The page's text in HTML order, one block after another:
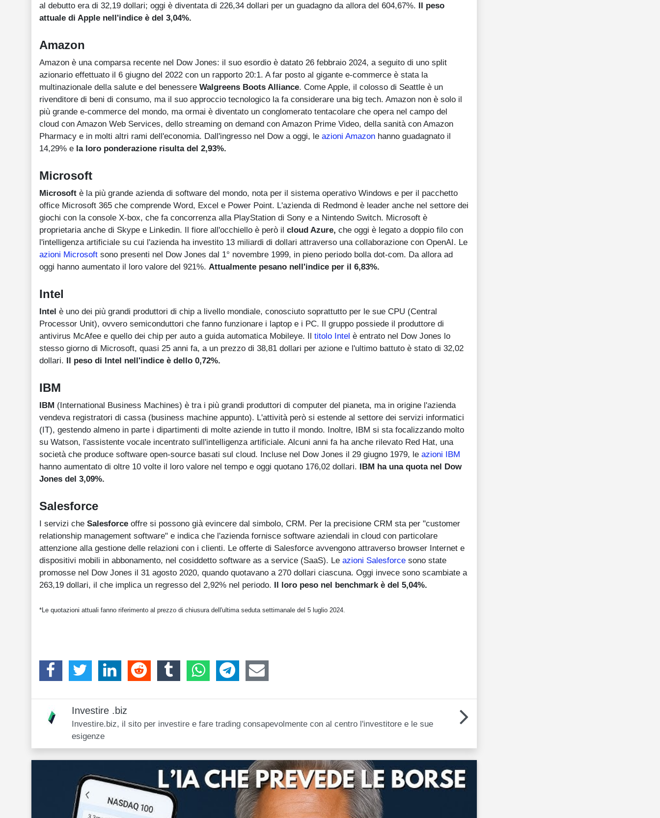
al debutto era di 32,19 dollari; oggi è diventata di 226,34 dollari per un guadagno da allora del 604,67%. Il peso
attuale di Apple nell'indice è del 3,04%.
Amazon
Amazon è una comparsa recente nel Dow Jones: il suo esordio è datato 26 febbraio 2024, a seguito di uno split
azionario effettuato il 6 giugno del 2022 con un rapporto 20:1. A far posto al gigante e-commerce è stata la
multinazionale della salute e del benessere Walgreens Boots Alliance. Come Apple, il colosso di Seattle è un
rivenditore di beni di consumo, ma il suo approccio tecnologico la fa considerare una big tech. Amazon non è solo il
più grande e-commerce del mondo, ma ormai è diventato un conglomerato tentacolare che opera nel campo del
cloud con Amazon Web Services, dello streaming on demand con Amazon Prime Video, della sanità con Amazon
Pharmacy e in molti altri rami dell'economia. Dall'ingresso nel Dow a oggi, le azioni Amazon hanno guadagnato il
14,29% e la loro ponderazione risulta del 2,93%.
Microsoft
Microsoft è la più grande azienda di software del mondo, nota per il sistema operativo Windows e per il pacchetto
office Microsoft 365 che comprende Word, Excel e Power Point. L'azienda di Redmond è leader anche nel settore dei
giochi con la console X-box, che fa concorrenza alla PlayStation di Sony e a Nintendo Switch. Microsoft è
proprietaria anche di Skype e Linkedin. Il fiore all'occhiello è però il cloud Azure, che oggi è legato a doppio filo con
l'intelligenza artificiale su cui l'azienda ha investito 13 miliardi di dollari attraverso una collaborazione con OpenAI. Le
azioni Microsoft sono presenti nel Dow Jones dal 1° novembre 1999, in pieno periodo bolla dot-com. Da allora ad
oggi hanno aumentato il loro valore del 921%. Attualmente pesano nell'indice per il 6,83%.
Intel
Intel è uno dei più grandi produttori di chip a livello mondiale, conosciuto soprattutto per le sue CPU (Central
Processor Unit), ovvero semiconduttori che fanno funzionare i laptop e i PC. Il gruppo possiede il produttore di
antivirus McAfee e quello dei chip per auto a guida automatica Mobileye. Il titolo Intel è entrato nel Dow Jones lo
stesso giorno di Microsoft, quasi 25 anni fa, a un prezzo di 38,81 dollari per azione e l'ultimo battuto è stato di 32,02
dollari. Il peso di Intel nell'indice è dello 0,72%.
IBM
IBM (International Business Machines) è tra i più grandi produttori di computer del pianeta, ma in origine l'azienda
vendeva registratori di cassa (business machine appunto). L'attività però si estende al settore dei servizi informatici
(IT), gestendo almeno in parte i dipartimenti di molte aziende in tutto il mondo. Inoltre, IBM si sta focalizzando molto
su Watson, l'assistente vocale incentrato sull'intelligenza artificiale. Alcuni anni fa ha anche rilevato Red Hat, una
società che produce software open-source basati sul cloud. Incluse nel Dow Jones il 29 giugno 1979, le azioni IBM
hanno aumentato di oltre 10 volte il loro valore nel tempo e oggi quotano 176,02 dollari. IBM ha una quota nel Dow
Jones del 3,09%.
Salesforce
I servizi che Salesforce offre si possono già evincere dal simbolo, CRM. Per la precisione CRM sta per "customer
relationship management software" e indica che l'azienda fornisce software aziendali in cloud con particolare
attenzione alla gestione delle relazioni con i clienti. Le offerte di Salesforce avvengono attraverso browser Internet e
dispositivi mobili in abbonamento, nel cosiddetto software as a service (SaaS). Le azioni Salesforce sono state
promosse nel Dow Jones il 31 agosto 2020, quando quotavano a 270 dollari ciascuna. Oggi invece sono scambiate a
263,19 dollari, il che implica un regresso del 2,92% nel periodo. Il loro peso nel benchmark è del 5,04%.
*Le quotazioni attuali fanno riferimento al prezzo di chiusura dell'ultima seduta settimanale del 5 luglio 2024.
Investire .biz
Investire.biz, il sito per investire e fare trading consapevolmente con al centro l'investitore e le sue
esigenze